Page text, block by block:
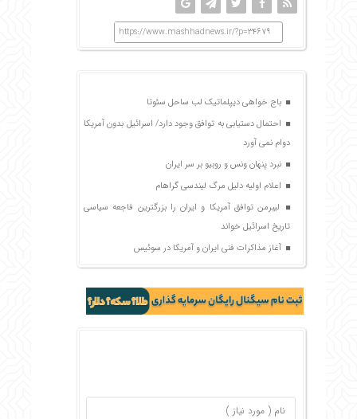
https://www.mashhadnews.ir/?p=34679
باج خواهی دیپلماتیک لب ساحل سئوتا
احتمال دستیابی به توافق وجود دارد/ اسرائیل بدون آمریکا
دوام نمی آورد
نبرد پنهان ونس و روبیو بر سر ایران
اعلام اولیه دلیل مرگ لیندسی گراهام
لیبرمن توافق آمریکا و ایران را بزرگترین فاجعه سیاسی
تاریخ اسرائیل خواند
آغاز مذاکرات فنی ایران و آمریکا در سوئیس